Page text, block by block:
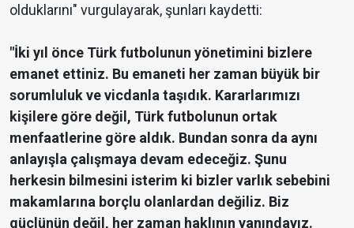
olduklarını" vurgulayarak, şunları kaydetti:
"İki yıl önce Türk futbolunun yönetimini bizlere
emanet ettiniz. Bu emaneti her zaman büyük bir
sorumluluk ve vicdanla taşıdık. Kararlarımızı
kişilere göre değil, Türk futbolunun ortak
menfaatlerine göre aldık. Bundan sonra da aynı
anlayışla çalışmaya devam edeceğiz. Şunu
herkesin bilmesini isterim ki bizler varlık sebebini
makamlarına borçlu olanlardan değiliz. Biz
güçlünün değil, her zaman haklının yanındayız.